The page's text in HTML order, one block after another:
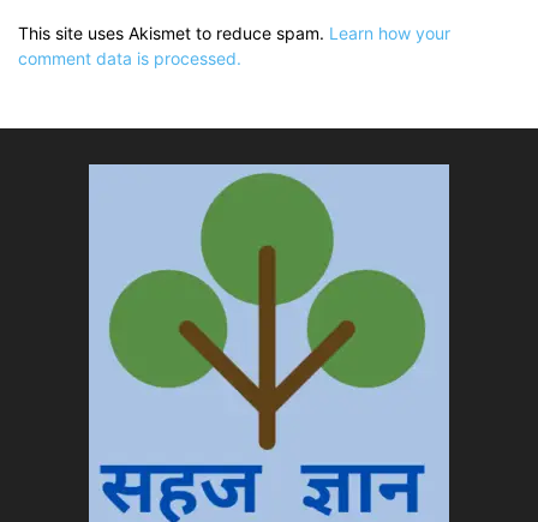
This site uses Akismet to reduce spam. Learn how your
comment data is processed.